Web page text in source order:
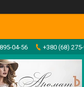
04-56 +380 (68)